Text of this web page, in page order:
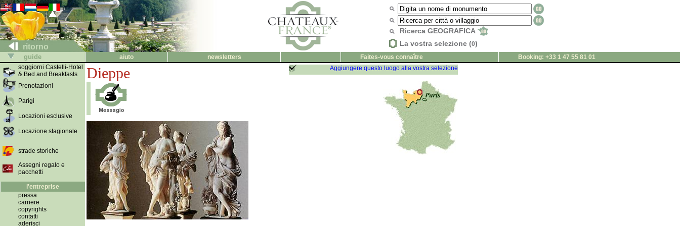
ritorno
Ricerca GEOGRAFICA
La vostra selezione (0)
guide aiuto newsletters Faites-vous connaître
Booking: +33 1 47 55 81 01
soggiorni Castelli-Hotel
& Bed and Breakfasts
Prenotazioni
Parigi
Locazioni esclusive
Locazione stagionale
strade storiche
Assegni regalo e
pacchetti
l'entreprise
pressa
carriere
copyrights
contatti
aderisci
Dieppe Aggiungere questo luogo alla vostra selezione